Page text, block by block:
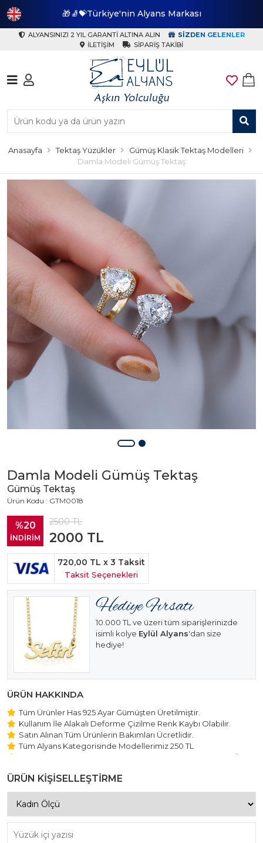
🎁🧦💝Türkiye'nin Alyans Markası
ALYANSINIZI 2 YIL GARANTI ALTINA ALIN
SIZDEN GELENLER
İLETIŞIM
SIPARIŞ TAKIBI
Anasayfa Tektaş Yüzükler
Gümüş Klasik Tektaş Modelleri
Damla Modeli Gümüş Tektaş
Damla Modeli Gümüş Tektaş
Gümüş Tektaş
Ürün Kodu : GTM0018
%20
İNDİRİM
2500TL
2000 TL
720,00 TL x 3 Taksit
Taksit Seçenekleri
10.000 TL ve üzeri tüm siparişlerinizde
isimli kolye Eylül Alyans'dan size
hediye!
ÜRÜN HAKKINDA
Tüm Ürünler Has 925 Ayar Gümüşten Üretilmiştir.
Kullanım İle Alakalı Deforme Çizilme Renk Kaybı Olabilir.
Satın Alınan Tüm Ürünlerin Bakımları Ücretlidir.
Tüm Alyans Kategorisinde Modellerimiz 250 TL
Beştaş Tektaş Kolye ve Bileklik Modellerimiz 150 TL Sabit Ücret
ÜRÜN KİŞİSELLEŞTİRME